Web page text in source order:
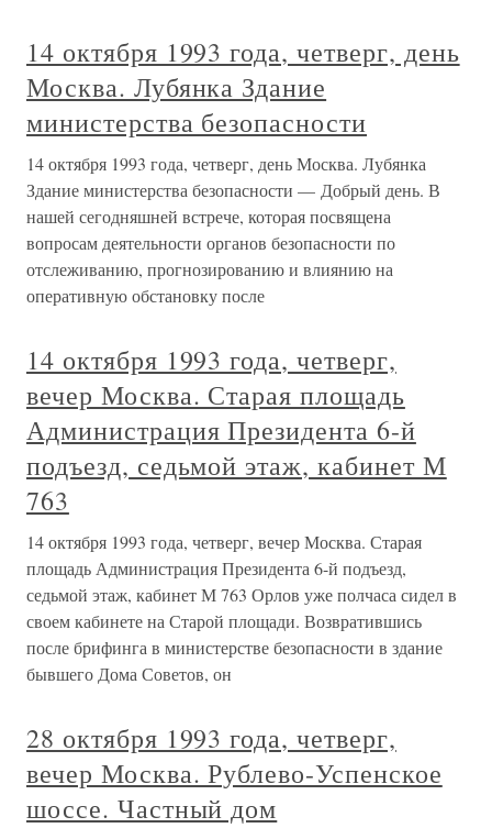
14 октября 1993 года, четверг, день
Москва. Лубянка Здание
министерства безопасности
14 октября 1993 года, четверг, день Москва. Лубянка
Здание министерства безопасности — Добрый день. В
нашей сегодняшней встрече, которая посвящена
вопросам деятельности органов безопасности по
отслеживанию, прогнозированию и влиянию на
оперативную обстановку после
14 октября 1993 года, четверг,
вечер Москва. Старая площадь
Администрация Президента 6-й
подъезд, седьмой этаж, кабинет М
763
14 октября 1993 года, четверг, вечер Москва. Старая
площадь Администрация Президента 6-й подъезд,
седьмой этаж, кабинет М 763 Орлов уже полчаса сидел в
своем кабинете на Старой площади. Возвратившись
после брифинга в министерстве безопасности в здание
бывшего Дома Советов, он
28 октября 1993 года, четверг,
вечер Москва. Рублево-Успенское
шоссе. Частный дом